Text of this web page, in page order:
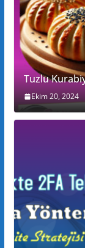
Tuzlu
Ekim 20, 2024